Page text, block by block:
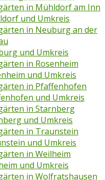
in Mühldorf am Inn
und Umkreis
in Neuburg an der
und Umkreis
in Rosenheim
und Umkreis
in Pfaffenhofen
und Umkreis
in Starnberg
und Umkreis
in Traunstein
und Umkreis
in Weilheim
und Umkreis
in Wolfratshausen